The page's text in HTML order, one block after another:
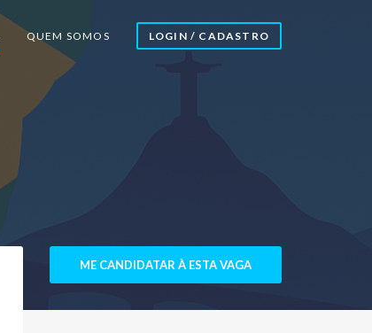
QUEM SOMOS LOGIN / CADASTRO
ME CANDIDATAR À ESTA VAGA